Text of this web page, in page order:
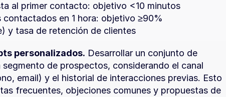
al primer contacto: objetivo <10 minutos
en 1 hora: objetivo ≥90%
y tasa de retención de clientes
personalizados. Desarrollar un conjunto de
de prospectos, considerando el canal
email) y el historial de interacciones previas. Esto
frecuentes, objeciones comunes y propuestas de